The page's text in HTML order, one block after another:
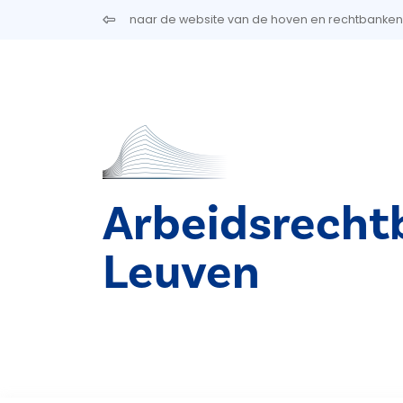
Overslaan en naar de inhoud gaannaar de website van de hoven en rechtbanken
Leuven